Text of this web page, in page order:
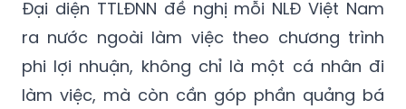
Đại diện TTLĐNN đề nghị mỗi NLĐ Việt Nam
ra nước ngoài làm việc theo chương trình
phi lợi nhuận, không chỉ là một cá nhân đi
làm việc, mà còn cần góp phần quảng bá